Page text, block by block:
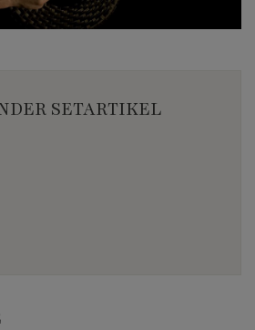
SETARTIKEL